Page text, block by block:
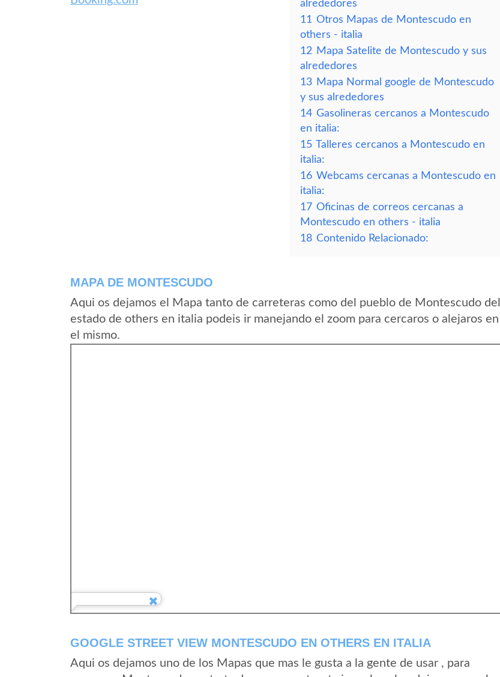
alrededores
11 Otros Mapas de Montescudo en
others - italia
12 Mapa Satelite de Montescudo y sus
alrededores
13 Mapa Normal google de Montescudo
y sus alrededores
14 Gasolineras cercanos a Montescudo
en italia:
15 Talleres cercanos a Montescudo en
italia:
16 Webcams cercanas a Montescudo en
italia:
17 Oficinas de correos cercanas a
Montescudo en others - italia
18 Contenido Relacionado:
MAPA DE MONTESCUDO
Aqui os dejamos el Mapa tanto de carreteras como del pueblo de Montescudo del
estado de others en italia podeis ir manejando el zoom para cercaros o alejaros en
el mismo.
GOOGLE STREET VIEW MONTESCUDO EN OTHERS EN ITALIA
Aqui os dejamos uno de los Mapas que mas le gusta a la gente de usar , para